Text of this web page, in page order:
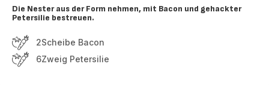
Die Nester aus der Form nehmen, mit Bacon und gehackter
Petersilie bestreuen.
2Scheibe Bacon
6Zweig Petersilie